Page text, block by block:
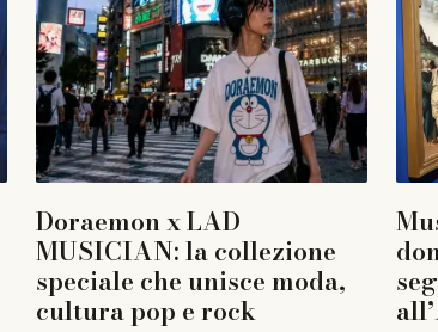
Doraemon x LAD
MUSICIAN: la collezione
speciale che unisce moda,
cultura pop e rock